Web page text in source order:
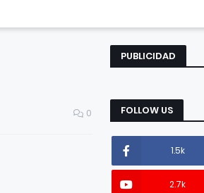
0
PUBLICIDAD
FOLLOW US
1.5k
2.7k